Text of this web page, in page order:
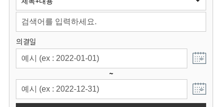
회
의결일
~